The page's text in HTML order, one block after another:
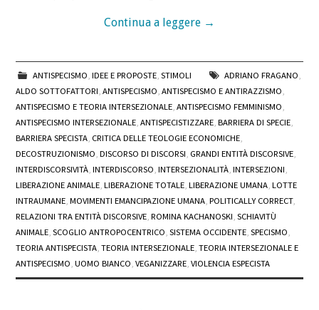
Continua a leggere →
ANTISPECISMO, IDEE E PROPOSTE, STIMOLI ADRIANO FRAGANO,
ALDO SOTTOFATTORI,ANTISPECISMO,ANTISPECISMO E ANTIRAZZISMO,
ANTISPECISMO E TEORIA INTERSEZIONALE,ANTISPECISMO FEMMINISMO,
ANTISPECISMO INTERSEZIONALE,ANTISPECISTIZZARE,BARRIERA DI SPECIE,
BARRIERA SPECISTA, CRITICA DELLE TEOLOGIE ECONOMICHE,
DECOSTRUZIONISMO,DISCORSO DI DISCORSI, GRANDI ENTITÀ DISCORSIVE,
INTERDISCORSIVITÀ,INTERDISCORSO,INTERSEZIONALITÀ,INTERSEZIONI,
LIBERAZIONE ANIMALE,LIBERAZIONE TOTALE,LIBERAZIONE UMANA,LOTTE
INTRAUMANE,MOVIMENTI EMANCIPAZIONE UMANA,POLITICALLY CORRECT,
RELAZIONI TRA ENTITÀ DISCORSIVE,ROMINA KACHANOSKI,SCHIAVITÙ
ANIMALE,SCOGLIO ANTROPOCENTRICO,SISTEMA OCCIDENTE,SPECISMO,
TEORIA ANTISPECISTA,TEORIA INTERSEZIONALE,TEORIA INTERSEZIONALE E
ANTISPECISMO,UOMO BIANCO,VEGANIZZARE,VIOLENCIA ESPECISTA